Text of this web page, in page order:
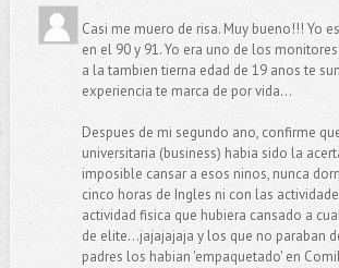
Casi me muero de risa. Muy bueno!!! Yo
en el 90 y 91. Yo era uno de los
a la tambien tierna edad de 19 anos te
experiencia te marca de por vida...
Despues de mi segundo ano, confirme
universitaria (business) habia sido la
imposible cansar a esos ninos, nunca
cinco horas de Ingles ni con las
actividad fisica que hubiera cansado a
de elite...jajajajaja y los que no paraban
padres los habian 'empaquetado' en